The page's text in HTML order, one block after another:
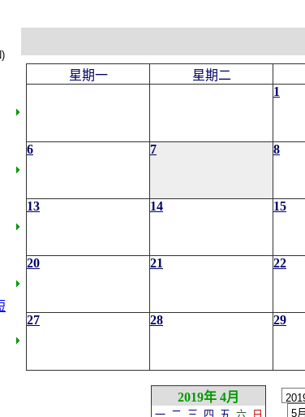
星期一 星期二
1
6 7 8
13 14 15
20 21 22
27 28 29
2019年 4月
一 二 三 四 五 六
日